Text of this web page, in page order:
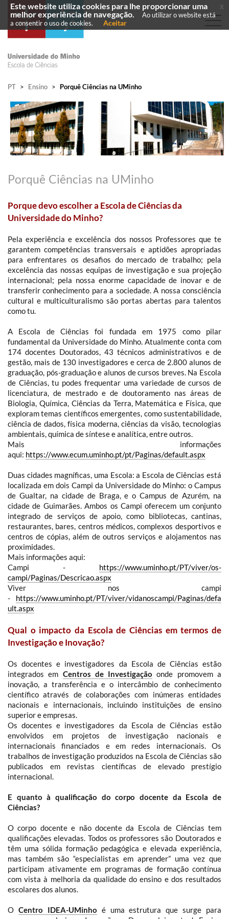
PT > Ensino > Porquê Ciências na UMinho
Porquê Ciências na UMinho
Porque devo escolher a Escola de Ciências da
Universidade do Minho?
Pela experiência e excelência dos nossos Professores que te
garantem competências transversais e aptidões apropriadas
para enfrentares os desafios do mercado de trabalho; pela
excelência das nossas equipas de investigação e sua projeção
internacional; pela nossa enorme capacidade de inovar e de
transferir conhecimento para a sociedade. A nossa consciência
cultural e multiculturalismo são portas abertas para talentos
como tu.
A Escola de Ciências foi fundada em 1975 como pilar
fundamental da Universidade do Minho. Atualmente conta com
174 docentes Doutorados, 43 técnicos administrativos e de
gestão, mais de 130 investigadores e cerca de 2.800 alunos de
graduação, pós-graduação e alunos de cursos breves. Na Escola
de Ciências, tu podes frequentar uma variedade de cursos de
licenciatura, de mestrado e de doutoramento nas áreas de
Biologia, Química, Ciências da Terra, Matemática e Física, que
exploram temas científicos emergentes, como sustentabilidade,
ciência de dados, física moderna, ciências da visão, tecnologias
ambientais, química de síntese e analítica, entre outros.
Mais informações
aqui: https://www.ecum.uminho.pt/pt/Paginas/default.aspx
Duas cidades magníficas, uma Escola: a Escola de Ciências está
localizada em dois Campi da Universidade do Minho: o Campus
de Gualtar, na cidade de Braga, e o Campus de Azurém, na
cidade de Guimarães. Ambos os Campi oferecem um conjunto
integrado de serviços de apoio, como bibliotecas, cantinas,
restaurantes, bares, centros médicos, complexos desportivos e
centros de cópias, além de outros serviços e alojamentos nas
proximidades.
Mais informações aqui:
Campi - https://www.uminho.pt/PT/viver/os-
campi/Paginas/Descricao.aspx
Viver nos campi
-
https://www.uminho.pt/PT/viver/vidanoscampi/Paginas/defa
ult.aspx
Qual o impacto da Escola de Ciências em termos de
Investigação e Inovação?
Os docentes e investigadores da Escola de Ciências estão
integrados em Centros de Investigação onde promovem a
inovação, a transferência e o intercâmbio de conhecimento
científico através de colaborações com inúmeras entidades
nacionais e internacionais, incluindo instituições de ensino
superior e empresas.
Os docentes e investigadores da Escola de Ciências estão
envolvidos em projetos de investigação nacionais e
internacionais financiados e em redes internacionais. Os
trabalhos de investigação produzidos na Escola de Ciências são
publicados em revistas científicas de elevado prestígio
internacional.
E quanto à qualificação do corpo docente da Escola de
Ciências?
O corpo docente e não docente da Escola de Ciências tem
qualificações elevadas. Todos os professores são Doutorados e
têm uma sólida formação pedagógica e elevada experiência,
mas também são “especialistas em aprender” uma vez que
participam ativamente em programas de formação contínua
com vista à melhoria da qualidade do ensino e dos resultados
escolares dos alunos.
O Centro IDEA-UMinho é uma estrutura que surge para
Este website utiliza cookies para lhe proporcionar uma
melhor experiência de navegação.
Ao utilizar o website está
a consentir o uso de cookies.
Aceitar
x